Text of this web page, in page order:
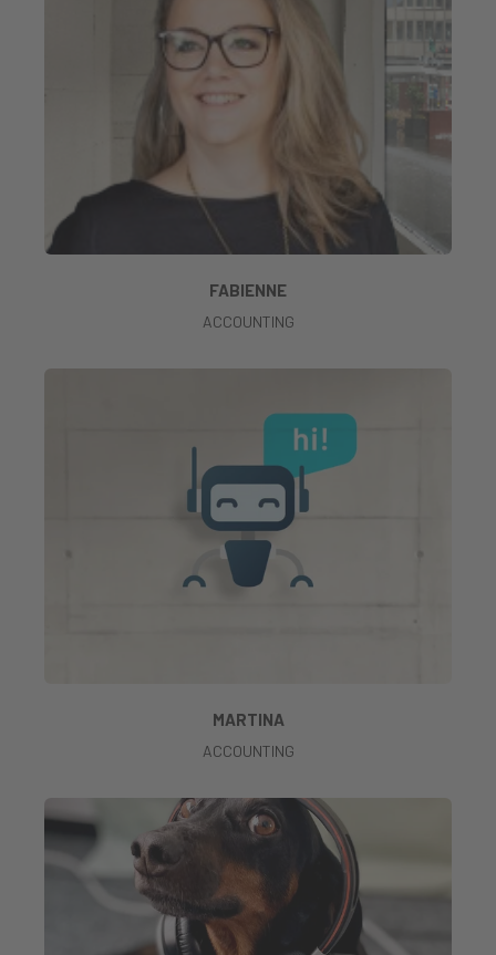
FABIENNE
ACCOUNTING
MARTINA
ACCOUNTING